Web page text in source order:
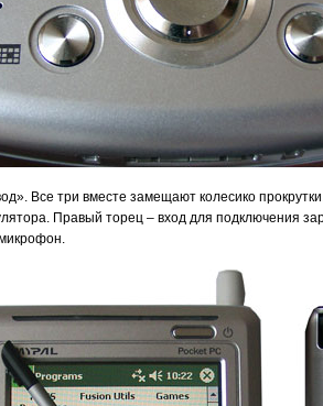
Все три вместе замещают колесико
Правый торец – вход для подключения